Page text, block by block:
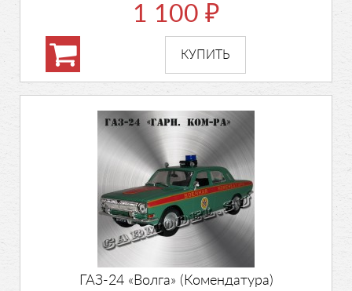
1 100 ₽
ГАЗ-24 «Волга» (Комендатура)